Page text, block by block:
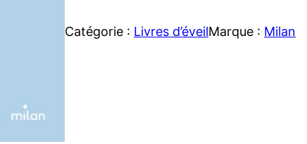
Catégorie : Livres d’éveilMarque : Milan